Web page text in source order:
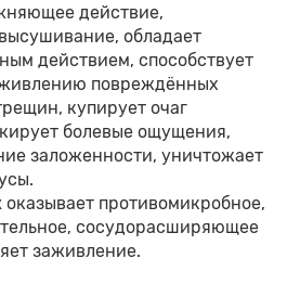
действие,
обладает
действием, способствует
повреждённых
купирует очаг
болевые ощущения,
заложенности, уничтожает
оказывает противомикробное,
сосудорасширяющее
заживление.